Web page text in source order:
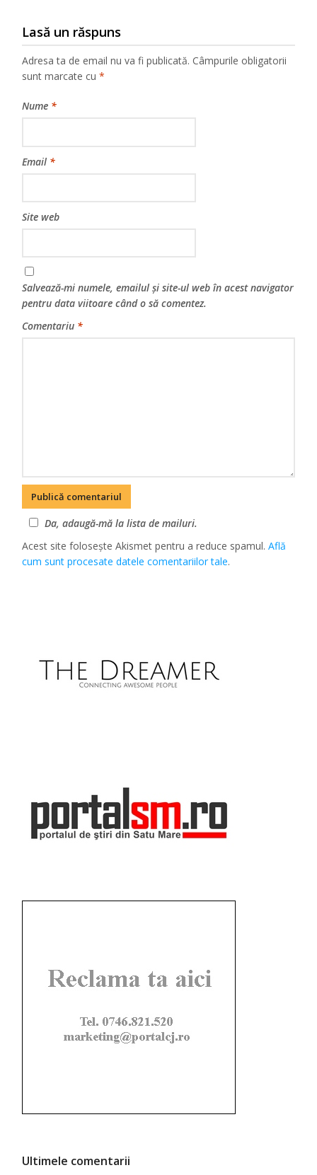
Lasă un răspuns
Adresa ta de email nu va fi publicată. Câmpurile obligatorii
sunt marcate cu*
Nume *
Email *
Site web
Salvează-mi numele, emailul și site-ul web în acest navigator
pentru data viitoare când o să comentez.
Comentariu *
Da, adaugă-mă la lista de mailuri.
Acest site folosește Akismet pentru a reduce spamul.Află
cum sunt procesate datele comentariilor tale.
Ultimele comentarii